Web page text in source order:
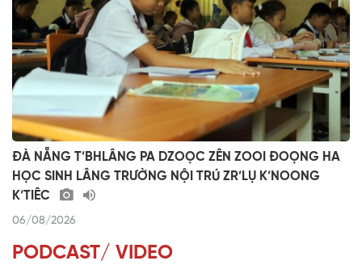
ĐÀ NẴNG T’BHLÂNG PA DZOỌC ZÊN ZOOI ĐOỌNG HA
HỌC SINH LÂNG TRƯỜNG NỘI TRÚ ZR’LỤ K’NOONG
K’TIÊC
06/08/2026
PODCAST/ VIDEO